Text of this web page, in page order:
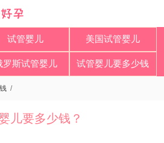
试管婴儿 美国试管婴儿
罗斯试管婴儿 试管婴儿要多少钱
/
儿要多少钱？​